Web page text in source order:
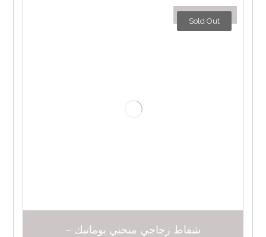
شفاط زجاجي منحني بوماتيك –
٢.٧٤٩,٠٠ د.إ
Sold Out